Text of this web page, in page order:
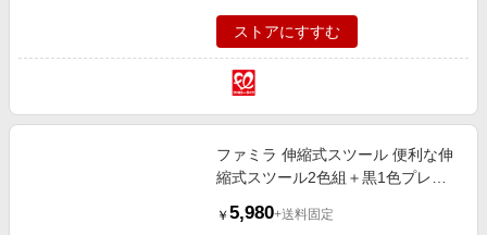
ストアにすすむ
ファミラ 伸縮式スツール 便利な伸
縮式スツール2色組＋黒1色プレゼ
￥ 5,980+送料固定